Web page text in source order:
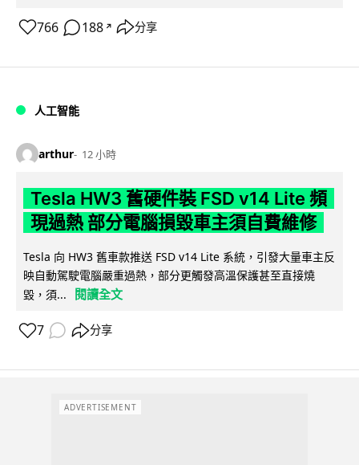
766 188 ↗ 分享
人工智能
arthur 12 小時
Tesla HW3 舊硬件裝 FSD v14 Lite 頻
現過熱 部分電腦損毀車主須自費維修
Tesla 向 HW3 舊車款推送 FSD v14 Lite 系統，引發大量車主反
映自動駕駛電腦嚴重過熱，部分更觸發高溫保護甚至直接燒
毀，須...
閱讀全文
7 分享
ADVERTISEMENT